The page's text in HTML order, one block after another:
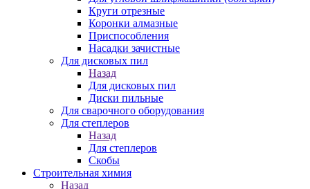
Круги отрезные
Коронки алмазные
Приспособления
Насадки зачистные
Для дисковых пил
Назад
Для дисковых пил
Диски пильные
Для сварочного оборудования
Для степлеров
Назад
Для степлеров
Скобы
Строительная химия
Назад